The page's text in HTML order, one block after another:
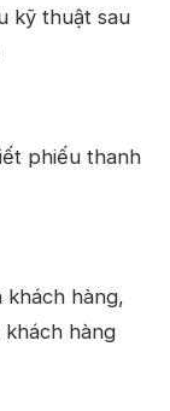
kỹ thuật sau
phiếu thanh
khách hàng,
khách hàng